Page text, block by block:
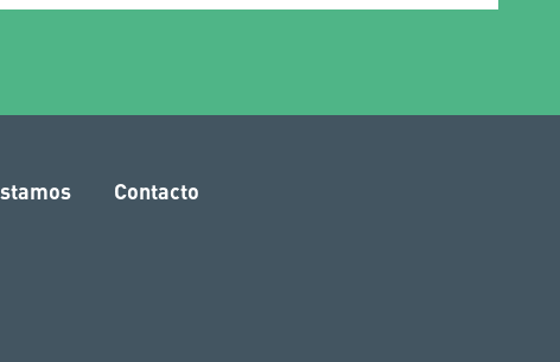
Contacto